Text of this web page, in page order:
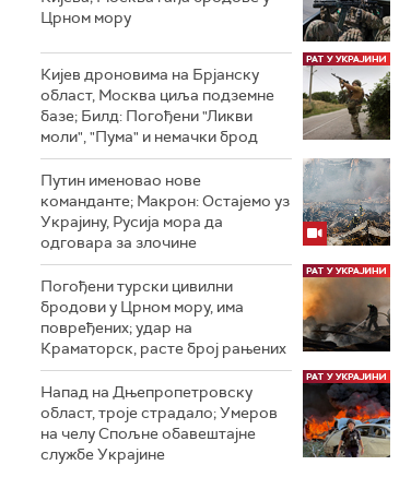
Црном мору
Кијев дроновима на Брјанску
област, Москва циља подземне
базе; Билд: Погођени "Ликви
моли", "Пума" и немачки брод
Путин именовао нове
команданте; Макрон: Остајемо уз
Украјину, Русија мора да
одговара за злочине
Погођени турски цивилни
бродови у Црном мору, има
повређених; удар на
Краматорск, расте број рањених
Напад на Дњепропетровску
област, троје страдалo; Умеров
на челу Спољне обавештајне
службе Украјине